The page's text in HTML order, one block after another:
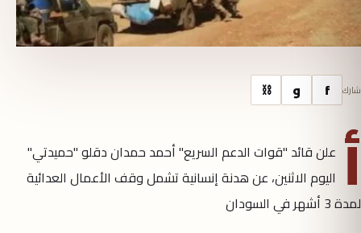
شارك f و ⛓
أ علن قائد "قوات الدعم السريع" أحمد حمدان دقلو "حميدتي"
اليوم الاثنين، عن هدنة إنسانية تشمل وقف الأعمال العدائية
لمدة 3 أشهر في السودان